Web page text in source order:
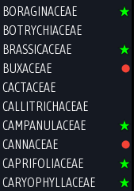
BORAGINACEAE
BOTRYCHIACEAE
BRASSICACEAE
BUXACEAE
CACTACEAE
CALLITRICHACEAE
CAMPANULACEAE
CANNACEAE
CAPRIFOLIACEAE
CARYOPHYLLACEAE